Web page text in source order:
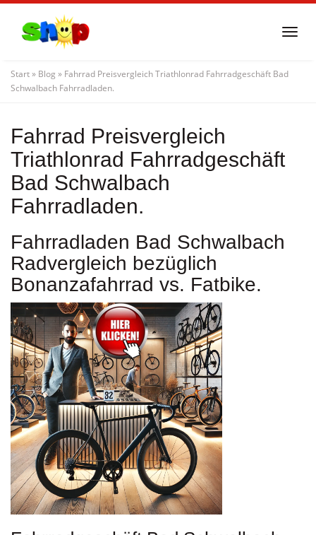
content
Start» Blog » Fahrrad Preisvergleich Triathlonrad Fahrradgeschäft Bad
Schwalbach Fahrradladen.
Fahrrad Preisvergleich
Triathlonrad Fahrradgeschäft
Bad Schwalbach
Fahrradladen.
Fahrradladen Bad Schwalbach
Radvergleich bezüglich
Bonanzafahrrad vs. Fatbike.